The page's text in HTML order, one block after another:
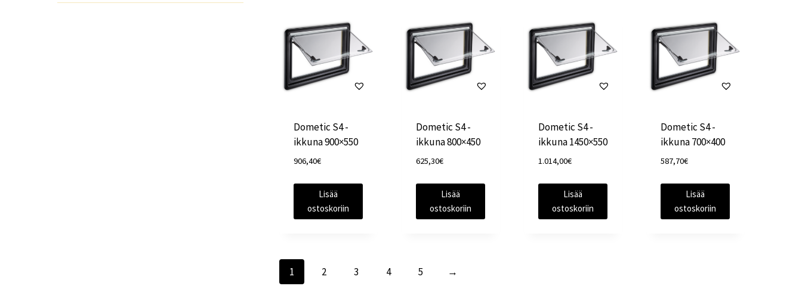
Dometic S4 -
ikkuna 900×550
906,40€
Lisää
ostoskoriin
Dometic S4 -
ikkuna 800×450
625,30€
Lisää
ostoskoriin
Dometic S4 -
ikkuna 1450×550
1.014,00€
Lisää
ostoskoriin
Dometic S4 -
ikkuna 700×400
587,70€
Lisää
ostoskoriin
1 2 3 4 5 →